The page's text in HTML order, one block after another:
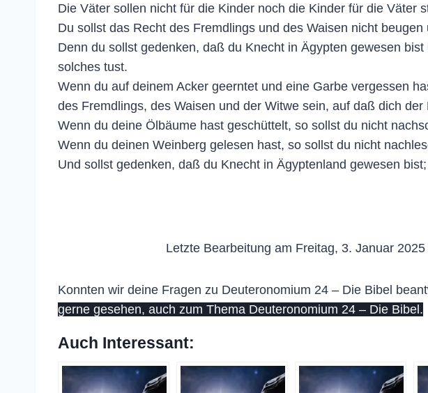
Die Väter sollen nicht für die Kinder noch die Kinder für die Väter
Du sollst das Recht des Fremdlings und des Waisen nicht
Denn du sollst gedenken, daß du Knecht in Ägypten gewesen
solches tust.
Wenn du auf deinem Acker geerntet und eine Garbe vergessen
des Fremdlings, des Waisen und der Witwe sein, auf daß dich
Wenn du deine Ölbäume hast geschüttelt, so sollst du nicht
Wenn du deinen Weinberg gelesen hast, so sollst du nicht
Und sollst gedenken, daß du Knecht in Ägyptenland gewesen
Letzte Bearbeitung am Freitag, 3. Januar
Konnten wir deine Fragen zu Deuteronomium 24 – Die Bibel
gerne gesehen, auch zum Thema Deuteronomium 24 – Die Bibel.
Auch Interessant: